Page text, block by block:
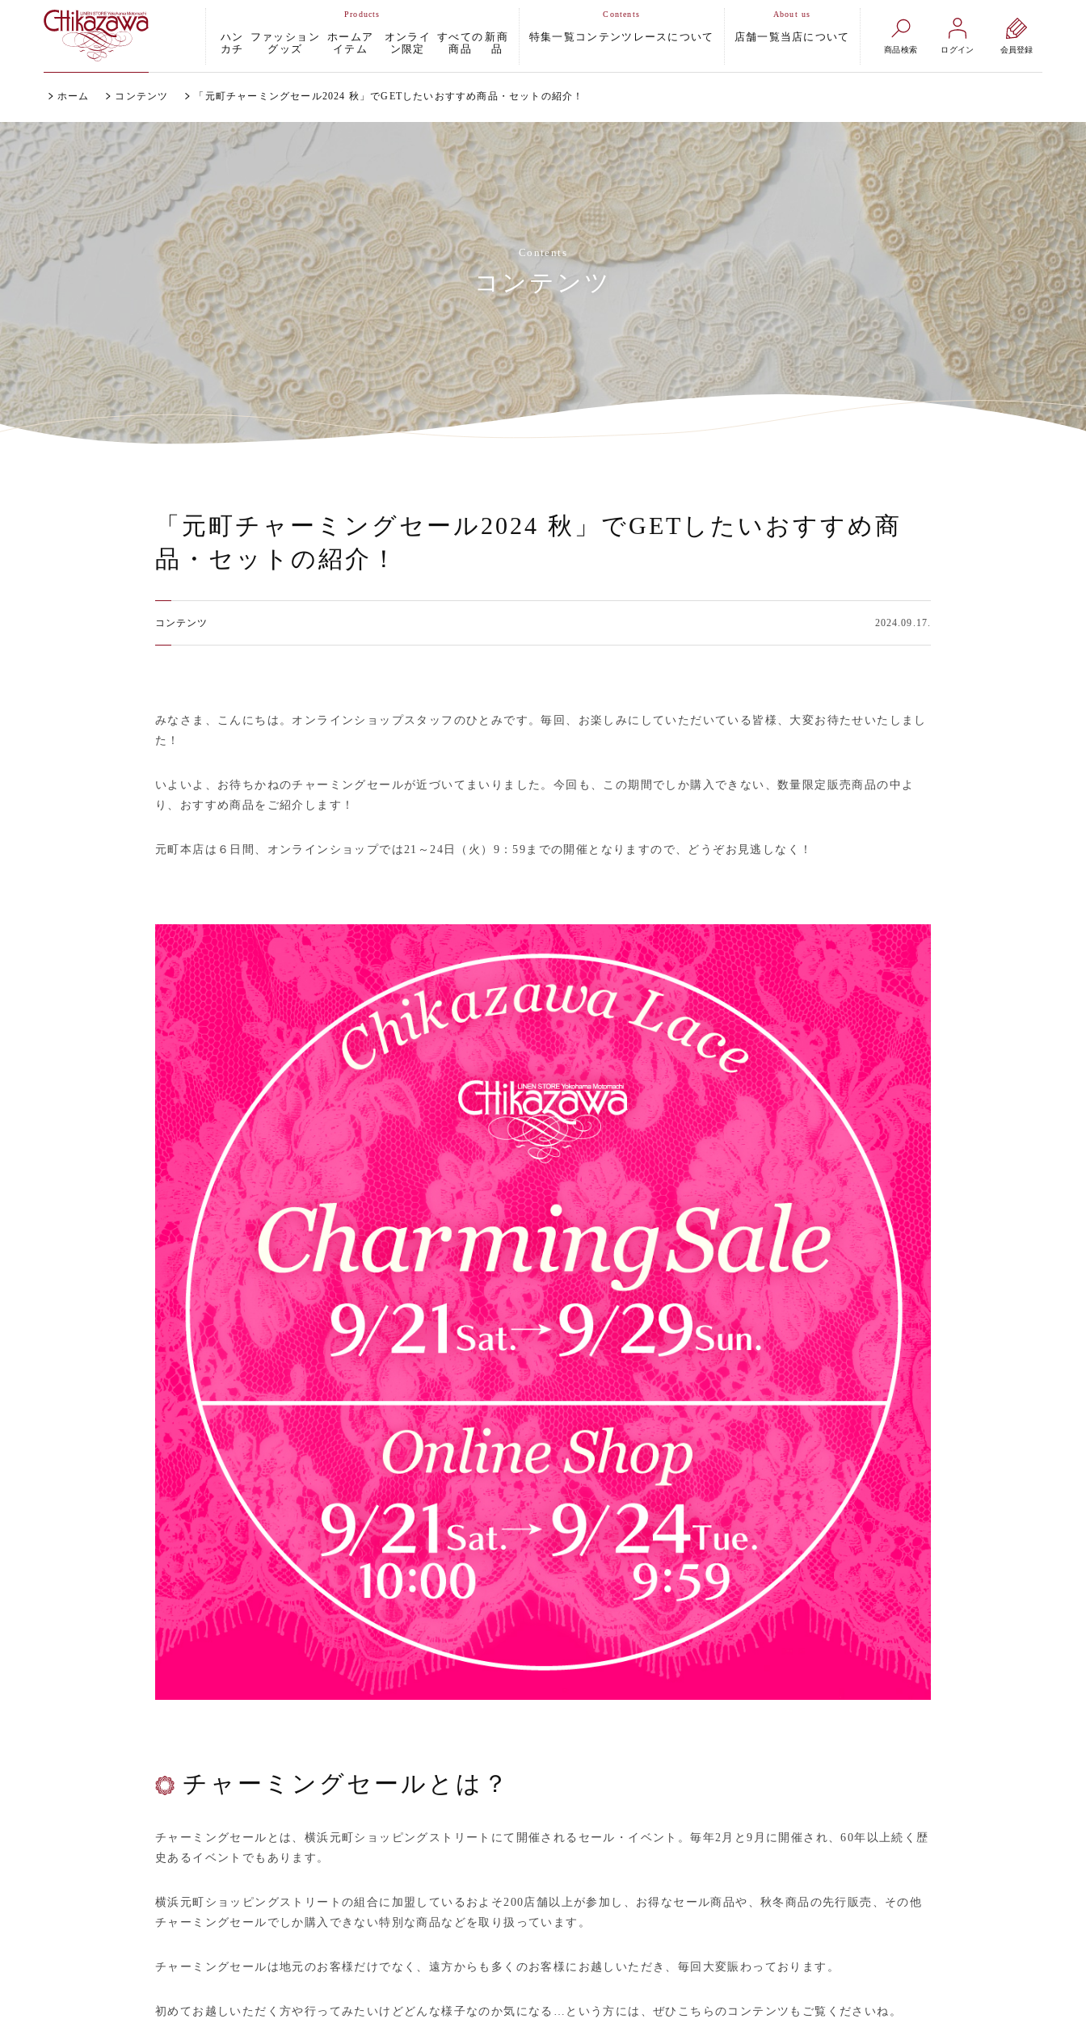
ハン
カチ
ファッション
グッズ
ホームア
イテム
オンライ
ン限定
すべての
商品
新商
品
特集一覧 コンテンツ レースについて 店舗一覧 当店について
商品検索 ログイン 会員登録
ホーム コンテンツ 「元町チャーミングセール2024 秋」でGETしたいおすすめ商品・セットの紹介！
Contents
コンテンツ
「元町チャーミングセール2024 秋」でGETしたいおすすめ商
品・セットの紹介！
コンテンツ 2024.09.17.
みなさま、こんにちは。オンラインショップスタッフのひとみです。毎回、お楽しみにしていただいている皆様、大変お待たせいたしまし
た！
いよいよ、お待ちかねのチャーミングセールが近づいてまいりました。今回も、この期間でしか購入できない、数量限定販売商品の中よ
り、おすすめ商品をご紹介します！
元町本店は６日間、オンラインショップでは21～24日（火）9：59までの開催となりますので、どうぞお見逃しなく！
チャーミングセールとは？
チャーミングセールとは、横浜元町ショッピングストリートにて開催されるセール・イベント。毎年2月と9月に開催され、60年以上続く歴
史あるイベントでもあります。
横浜元町ショッピングストリートの組合に加盟しているおよそ200店舗以上が参加し、お得なセール商品や、秋冬商品の先行販売、その他
チャーミングセールでしか購入できない特別な商品などを取り扱っています。
チャーミングセールは地元のお客様だけでなく、遠方からも多くのお客様にお越しいただき、毎回大変賑わっております。
初めてお越しいただく方や行ってみたいけどどんな様子なのか気になる…という方には、ぜひこちらのコンテンツもご覧くださいね。